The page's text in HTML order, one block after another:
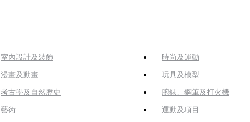
室內設計及裝飾 時尚及運動
漫畫及動畫 玩具及模型
考古學及自然歷史 腕錶、鋼筆及打火機
藝術 運動及項目